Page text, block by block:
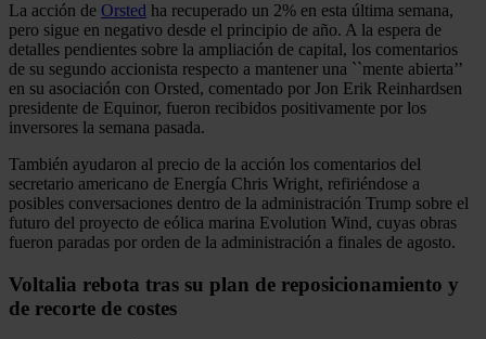
La acción de Orsted ha recuperado un 2% en esta última semana,
pero sigue en negativo desde el principio de año. A la espera de
detalles pendientes sobre la ampliación de capital, los comentarios
de su segundo accionista respecto a mantener una ``mente abierta’’
en su asociación con Orsted, comentado por Jon Erik Reinhardsen
presidente de Equinor, fueron recibidos positivamente por los
inversores la semana pasada.
También ayudaron al precio de la acción los comentarios del
secretario americano de Energía Chris Wright, refiriéndose a
posibles conversaciones dentro de la administración Trump sobre el
futuro del proyecto de eólica marina Evolution Wind, cuyas obras
fueron paradas por orden de la administración a finales de agosto.
Voltalia rebota tras su plan de reposicionamiento y
de recorte de costes